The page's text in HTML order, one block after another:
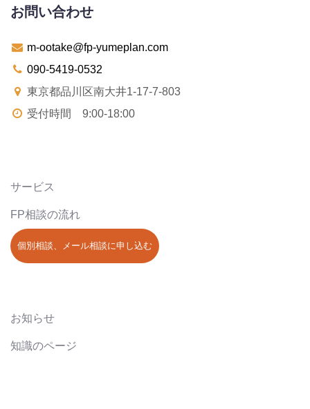
お問い合わせ
m-ootake@fp-yumeplan.com
090-5419-0532
東京都品川区南大井1-17-7-803
受付時間 9:00-18:00
サービス
FP相談の流れ
個別相談、メール相談に申し込む
お知らせ
知識のページ